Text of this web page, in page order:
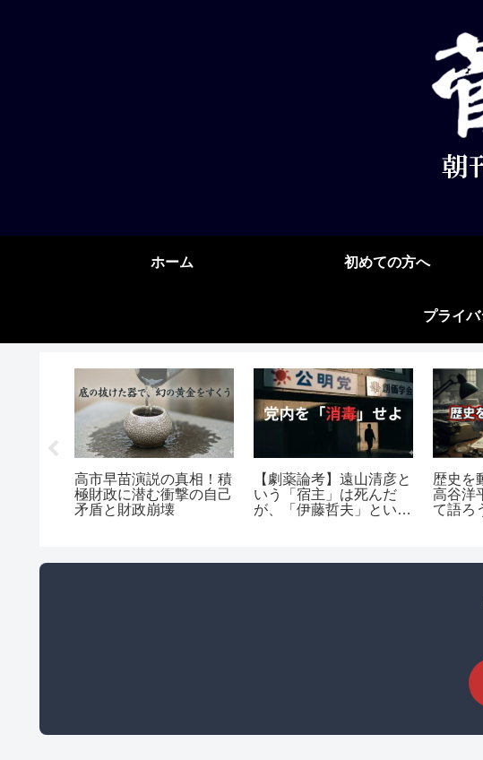
ホーム 初めての方へ
プライ
高市早苗演説の真相！積
極財政に潜む衝撃の自己
矛盾と財政崩壊
【劇薬論考】遠山清彦と
いう「宿主」は死んだ
が、「伊藤哲夫」という
歴史を
高谷洋
て語ろ